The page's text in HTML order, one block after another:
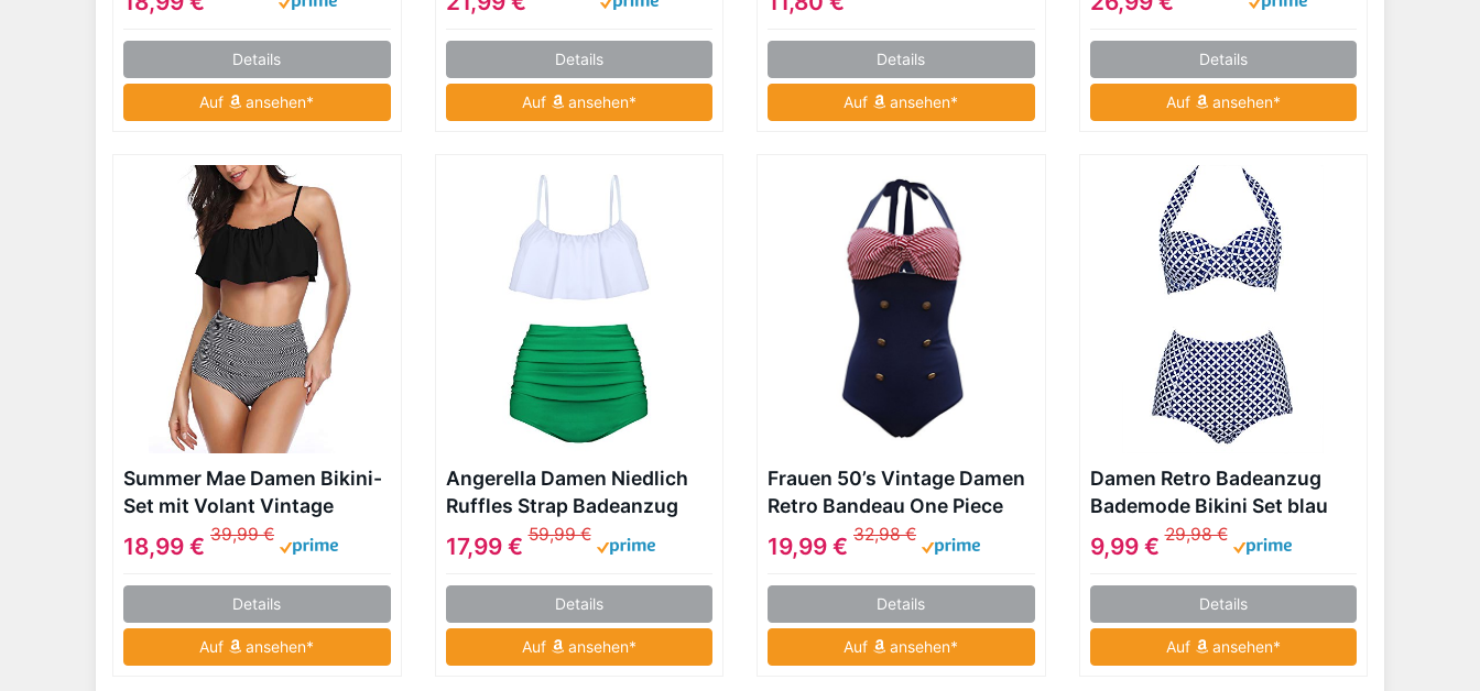
Details
Auf ansehen*
Details
Auf ansehen*
(SST016-B1-L)
Details
Auf ansehen*
Badeanzug Bikini Set
Details
Auf ansehen*
Summer Mae Damen Bikini-
Set mit Volant Vintage
Badeanzug
18,99 € 39,99 €
Details
Auf ansehen*
Angerella Damen Niedlich
Ruffles Strap Badeanzug
Crop Top Flounce Bikini
(EU46-48=Tag Size 5XL,
Weiß)
17,99 € 59,99 €
Details
Auf ansehen*
Frauen 50’s Vintage Damen
Retro Bandeau One Piece
Bademode Bikini High Waist
Plus Size Badeanzug
Bauchweg (XXXXL(EU 44-
46), Blau)
19,99 € 32,98 €
Details
Auf ansehen*
Damen Retro Badeanzug
Bademode Bikini Set blau
Label XXXL(EU 42-44)
9,99 € 29,98 €
Details
Auf ansehen*